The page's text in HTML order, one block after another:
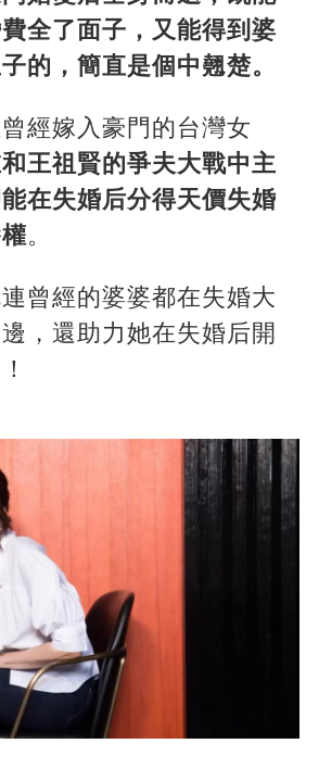
全了面子，又能得到婆
的，簡直是個中翹楚。
經嫁入豪門的台灣女
王祖賢的爭夫大戰中主
在失婚后分得天價失婚
。
曾經的婆婆都在失婚大
，還助力她在失婚后開